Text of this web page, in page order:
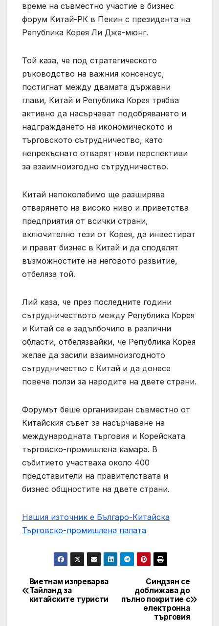
време на съвместно участие в бизнес
форум Китай-РК в Пекин с президента на
Република Корея Ли Дже-мюнг.
Той каза, че под стратегическото
ръководство на важния консенсус,
постигнат между двамата държавни
глави, Китай и Република Корея трябва
активно да насърчават подобряването и
надграждането на икономическото и
търговското сътрудничество, като
непрекъснато отварят нови перспективи
за взаимноизгодно сътрудничество.
Китай непоколебимо ще разширява
отварянето на високо ниво и приветства
предприятия от всички страни,
включително тези от Корея, да инвестират
и правят бизнес в Китай и да споделят
възможностите на неговото развитие,
отбеляза той.
Лий каза, че през последните години
сътрудничеството между Република Корея
и Китай се е задълбочило в различни
области, отбелязвайки, че Република Корея
желае да засили взаимноизгодното
сътрудничество с Китай и да донесе
повече ползи за народите на двете страни.
Форумът беше организиран съвместно от
Китайския съвет за насърчаване на
международната търговия и Корейската
търговско-промишлена камара. В
събитието участваха около 400
представители на правителствата и
бизнес общностите на двете страни.
Нашия източник е Българо-Китайска
Търговско-промишлена палaта
Post
navigation
Синдзян се
доближава до
пълно покритие с
електронна
търговия
Виетнам изпреварва
Тайланд за
китайските туристи